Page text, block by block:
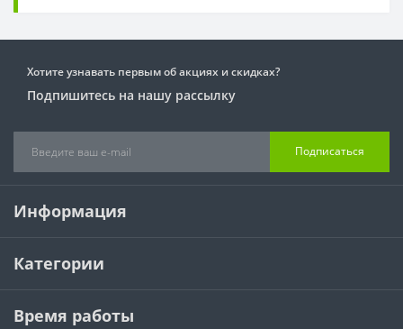
Хотите узнавать первым об акциях и скидках?
Подпишитесь на нашу рассылку
Подписаться
Информация
Категории
Время работы